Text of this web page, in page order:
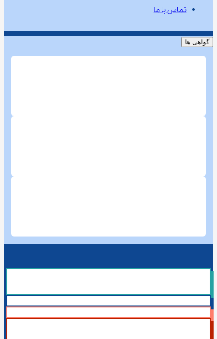
تماس با ما
گواهی ها